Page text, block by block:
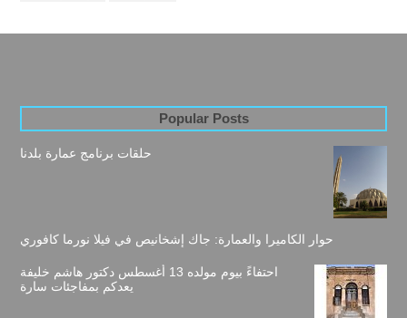
Popular Posts
حلقات برنامج عمارة بلدنا
حوار الكاميرا والعمارة: جاك إشخانيص في فيلا نورما كافوري
احتفاءً بيوم مولده 13 أغسطس دكتور هاشم خليفة
يعدكم بمفاجئات سارة